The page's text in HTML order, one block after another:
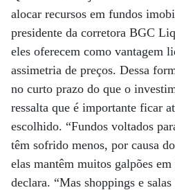
alocar recursos em fundos
presidente da corretora BGC
eles oferecem como vantagem
assimetria de preços. Dessa
no curto prazo do que o
ressalta que é importante ficar
escolhido. “Fundos voltados
têm sofrido menos, por causa
elas mantêm muitos galpões
declara. “Mas shoppings e